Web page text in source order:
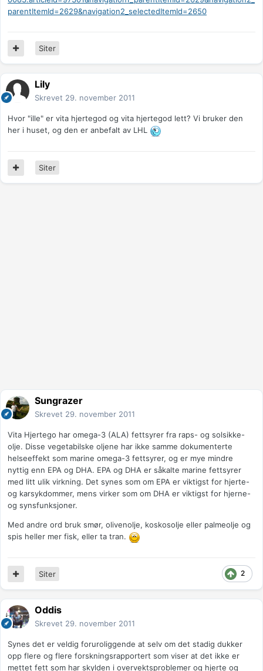
parentItemId=2629&navigation2_selectedItemId=2650
Siter
Lily
Skrevet 29. november 2011
Hvor "ille" er vita hjertegod og vita hjertegod lett? Vi bruker den
her i huset, og den er anbefalt av LHL
Siter
Sungrazer
Skrevet 29. november 2011
Vita Hjertego har omega-3 (ALA) fettsyrer fra raps- og solsikke-
olje. Disse vegetabilske oljene har ikke samme dokumenterte
helseeffekt som marine omega-3 fettsyrer, og er mye mindre
nyttig enn EPA og DHA. EPA og DHA er såkalte marine fettsyrer
med litt ulik virkning. Det synes som om EPA er viktigst for hjerte-
og karsykdommer, mens virker som om DHA er viktigst for hjerne-
og synsfunksjoner.
Med andre ord bruk smør, olivenolje, koskosolje eller palmeolje og
spis heller mer fisk, eller ta tran.
2
Siter
Oddis
Skrevet 29. november 2011
Synes det er veldig foruroliggende at selv om det stadig dukker
opp flere og flere forskningsrapportert som viser at det ikke er
mettet fett som har skylden i overvektsproblemer og hjerte og